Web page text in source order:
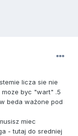
licza sie nie
byc "wart" .5
beda ważone pod
miec
- tutaj do sredniej